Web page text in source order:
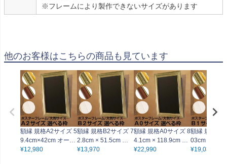
※フレームにより製作できないサイズがあります
他のお客様はこちらの商品も見ています
額縁 規格A2サイズ 5
9.4cm×42cm オーダ
ーフレーム
¥12,980
額縁 規格B2サイズ 7
2.8cm × 51.5cm オ
ーダーフレーム
¥13,970
額縁 規格A0サイズ 8
4.1cm × 118.9cm オ
ーダーフレーム
¥22,990
額縁 規格B1
03cm ×
ダーフレーム
¥19,030